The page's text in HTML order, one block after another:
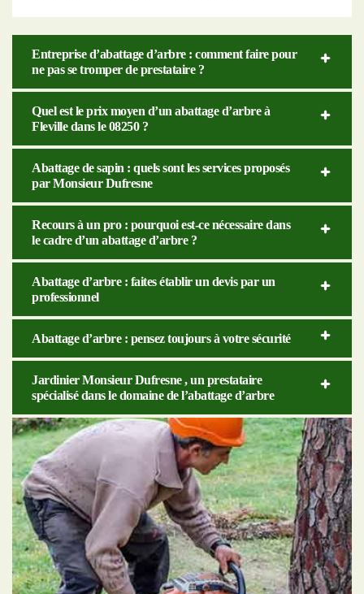
Entreprise d’abattage d’arbre : comment faire pour
ne pas se tromper de prestataire ?
Quel est le prix moyen d’un abattage d’arbre à
Fleville dans le 08250 ?
Abattage de sapin : quels sont les services proposés
par Monsieur Dufresne
Recours à un pro : pourquoi est-ce nécessaire dans
le cadre d’un abattage d’arbre ?
Abattage d’arbre : faites établir un devis par un
professionnel
Abattage d’arbre : pensez toujours à votre sécurité
Jardinier Monsieur Dufresne , un prestataire
spécialisé dans le domaine de l’abattage d’arbre